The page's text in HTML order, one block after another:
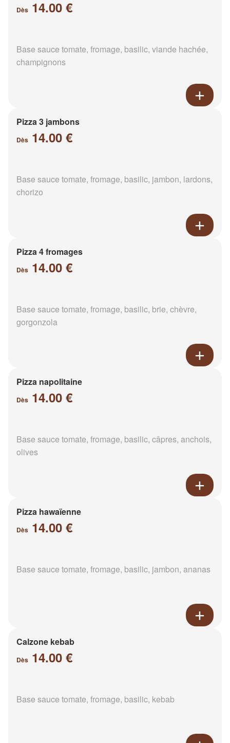
Dès 14.00 €
Base sauce tomate, fromage, basilic, viande hachée,
champignons
Pizza 3 jambons
Dès 14.00 €
Base sauce tomate, fromage, basilic, jambon, lardons,
chorizo
Pizza 4 fromages
Dès 14.00 €
Base sauce tomate, fromage, basilic, brie, chèvre,
gorgonzola
Pizza napolitaine
Dès 14.00 €
Base sauce tomate, fromage, basilic, câpres, anchois,
olives
Pizza hawaïenne
Dès 14.00 €
Base sauce tomate, fromage, basilic, jambon, ananas
Calzone kebab
Dès 14.00 €
Base sauce tomate, fromage, basilic, kebab